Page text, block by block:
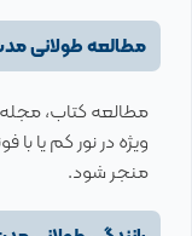
مطالعه طولانی
مطالعه کتاب،
ویژه در نور کم یا
منجر شود.